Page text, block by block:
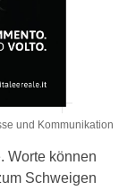
und Kommunikation
Worte können
Schweigen